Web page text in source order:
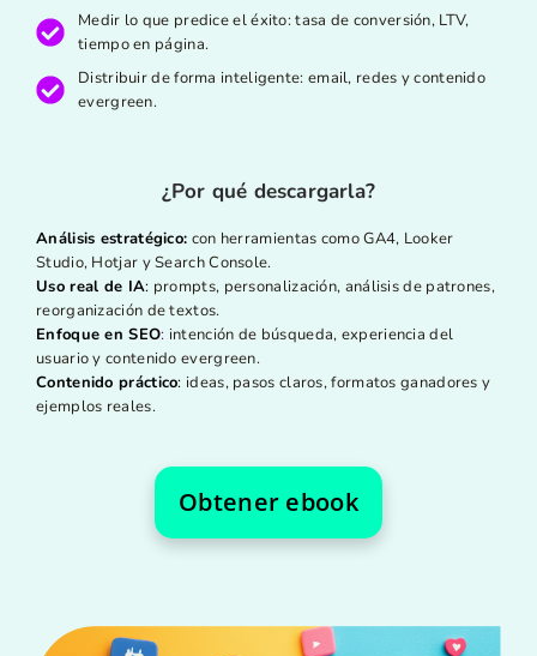
Medir lo que predice el éxito: tasa de conversión, LTV,
tiempo en página.
Distribuir de forma inteligente: email, redes y contenido
evergreen.
¿Por qué descargarla?
Análisis estratégico: con herramientas como GA4, Looker
Studio, Hotjar y Search Console.
Uso real de IA: prompts, personalización, análisis de patrones,
reorganización de textos.
Enfoque en SEO: intención de búsqueda, experiencia del
usuario y contenido evergreen.
Contenido práctico: ideas, pasos claros, formatos ganadores y
ejemplos reales.
Obtener ebook